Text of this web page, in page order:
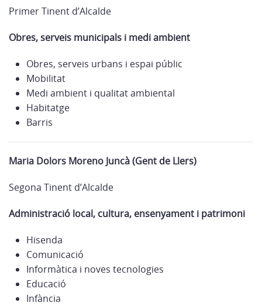
Primer Tinent d’Alcalde
Obres, serveis municipals i medi ambient
Obres, serveis urbans i espai públic
Mobilitat
Medi ambient i qualitat ambiental
Habitatge
Barris
Maria Dolors Moreno Juncà (Gent de Llers)
Segona Tinent d’Alcalde
Administració local, cultura, ensenyament i patrimoni
Hisenda
Comunicació
Informàtica i noves tecnologies
Educació
Infància